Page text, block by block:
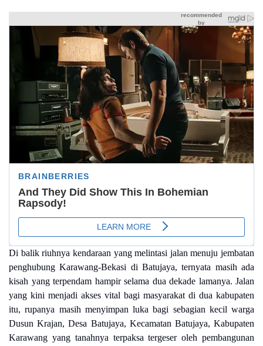
Di balik riuhnya kendaraan yang melintasi jalan menuju jembatan
penghubung Karawang-Bekasi di Batujaya, ternyata masih ada
kisah yang terpendam hampir selama dua dekade lamanya. Jalan
yang kini menjadi akses vital bagi masyarakat di dua kabupaten
itu, rupanya masih menyimpan luka bagi sebagian kecil warga
Dusun Krajan, Desa Batujaya, Kecamatan Batujaya, Kabupaten
Karawang yang tanahnya terpaksa tergeser oleh pembangunan